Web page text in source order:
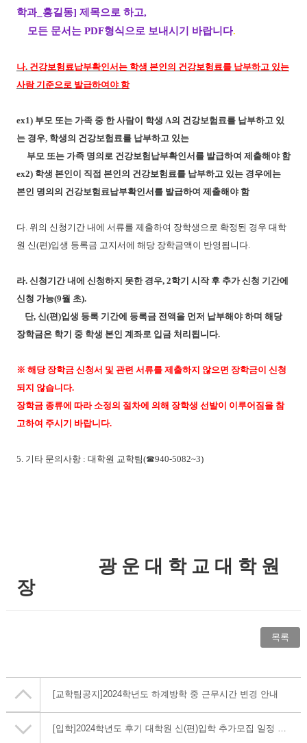
학과_ 홍길동] 제목으로 하고,
모든 문서는 PDF형식으로 보내시기 바랍니다.
나. 건강보험료납부확인서는 학생 본인의 건강보험료를 납부하고 있는
사람 기준으로 발급하여야 함
ex1) 부모 또는 가족 중 한 사람이 학생 A의 건강보험료를 납부하고 있
는 경우, 학생의 건강보험료를 납부하고 있는
부모 또는 가족 명의로 건강보험납부확인서를 발급하여 제출해야 함
ex2) 학생 본인이 직접 본인의 건강보험료를 납부하고 있는 경우에는
본인 명의의 건강보험료납부확인서를 발급하여 제출해야 함
다. 위의 신청기간 내에 서류를 제출하여 장학생으로 확정된 경우 대학
원 신(편)입생 등록금 고지서에 해당 장학금액이 반영됩니다.
라. 신청기간 내에 신청하지 못한 경우, 2학기 시작 후 추가 신청 기간에
신청 가능(9월 초).
단, 신(편)입생 등록 기간에 등록금 전액을 먼저 납부해야 하며 해당
장학금은 학기 중 학생 본인 계좌로 입금 처리됩니다.
※ 해당 장학금 신청서 및 관련 서류를 제출하지 않으면 장학금이 신청
되지 않습니다.
장학금 종류에 따라 소정의 절차에 의해 장학생 선발이 이루어짐을 참
고하여 주시기 바랍니다.
5. 기타 문의사항 : 대학원 교학팀(☎940-5082~3)
광 운 대 학 교 대 학 원
장
목록
[교학팀공지]2024학년도 하계방학 중 근무시간 변경 안내
[입학]2024학년도 후기 대학원 신(편)입학 추가모집 일정 안내